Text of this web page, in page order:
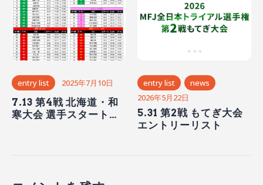
entry list 2025年7月10日
7.13 第4戦 北海道・和
寒大会 選手スタート時
entry list
news
2026年5月22日
5.31 第2戦 もてぎ大会
エントリーリスト